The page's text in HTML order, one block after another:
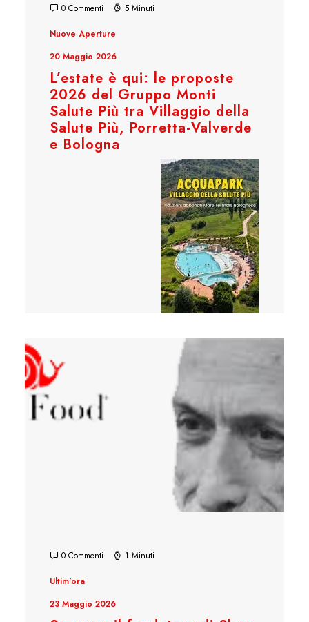
0 Commenti 5 Minuti
Nuove Aperture
20 Maggio 2026
L’estate è qui: le proposte
2026 del Gruppo Monti
Salute Più tra Villaggio della
Salute Più, Porretta-Valverde
e Bologna
0 Commenti 1 Minuti
Ultim'ora
23 Maggio 2026